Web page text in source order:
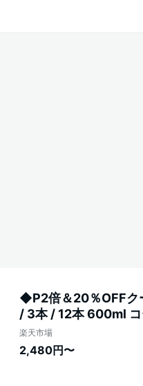
◆P2倍＆20％OFFク
/ 3本 / 12本 600ml コ
カフェベース カフェ
楽天市場
2,480円〜